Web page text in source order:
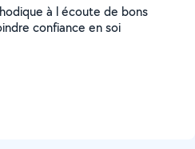
à l écoute de bons
confiance en soi